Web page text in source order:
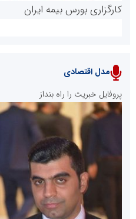
پایگاه خبری نهضت ملی مسکن
کارگزاری بورس بیمه ایران
سازمان بورس و اوراق بهادار
مرجع اخبار موثق در بازارسرمایه
مدل اقتصادی
پروفایل خبریت را راه بنداز